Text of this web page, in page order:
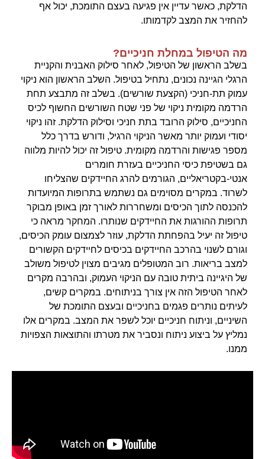
הדלקת, כאשר עדיין אין פגיעה בעצם התומכת, יכול אף
להחזיר את המצב לקדמותו.
מה הטיפול במחלת חניכיים?
בשלב הראשון של הטיפול, לאחר סילוק האבנית והקניית
הרגלי הגיינה נכונים, נתחיל בטיפול. השלב הראשון הוא ניקוי
עמוק תת-חניכי (הקצעת שורשים). בשלב זה מתבצע תחת
הרדמה מקומית ניקוי של פני שטח השורשים החשוף לכיס
החניכיים, סילוק הרובד בתת חניכי וסילוק הדלקת. זהו ניקוי
יסודי ועמוק יותר מאשר הניקוי הרגיל, ודורש בדרך כלל
מספר פגישות והרדמה מקומית. טיפול זה יכול להיות מלווה
גם בשטיפת כיסי החניכיים בעזרת חומרים
אנטי-בקטריאליים, הגורמים להרג החיידקים שהצליחו
לשרוד. במקרים מסוימים גם נשתמש בתרופות המיועדות
להכנסה לתוך הכיסים ומשחררות לאורך זמן באופן מבוקר
תרופות ההורגות את החיידקים שנותרו. המחקר מראה כי
טיפול זה יעיל בהפחתת הדלקת, עוזר לצמצום עומק הכיסים,
וגורם לשנוי בהרכב החיידקים בכיסים לחיידקים הקשורים
למצב בריאות. רוב המטופלים מגיבים מצוין לטיפול משולב
של היגיינה ביתית טובה עם הניקוי העמוק, ובהרבה מקרים
לאחר הטיפול הזה אין צורך בניתוחים. במקרים קשים,
לעיתים נותרים פגמים בחניכיים ובעצם התומכת של
השיניים, וניתוח חניכיים יוכל לשפר את המצב. במקרים אלו
נמליץ על ביצוע ניתוח ונסביר את מטרתו והתוצאות הצפויות
ממנו.